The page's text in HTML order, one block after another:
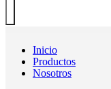
Inicio
Productos
Nosotros